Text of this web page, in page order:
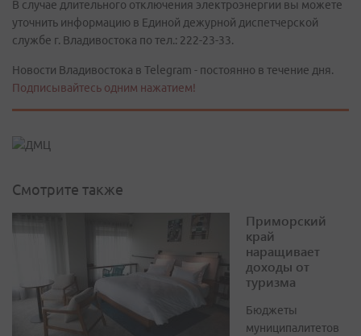
В случае длительного отключения электроэнергии вы можете
уточнить информацию в Единой дежурной диспетчерской
службе г. Владивостока по тел.: 222-23-33.
Новости Владивостока в Telegram - постоянно в течение дня.
Подписывайтесь одним нажатием!
Смотрите также
Приморский
край
наращивает
доходы от
туризма
Бюджеты
муниципалитетов